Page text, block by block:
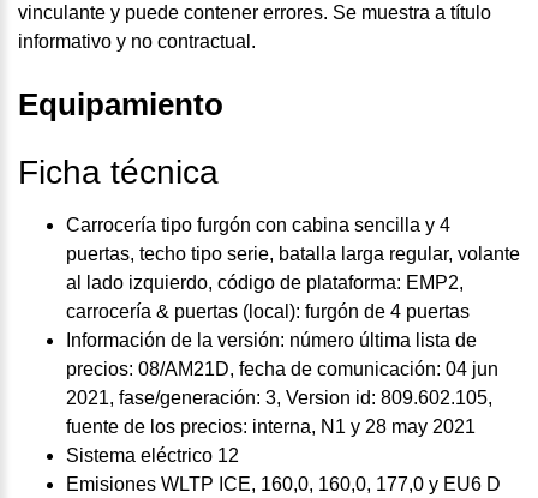
vinculante y puede contener errores. Se muestra a título
informativo y no contractual.
Equipamiento
Ficha técnica
Carrocería tipo furgón con cabina sencilla y 4
puertas, techo tipo serie, batalla larga regular, volante
al lado izquierdo, código de plataforma: EMP2,
carrocería & puertas (local): furgón de 4 puertas
Información de la versión: número última lista de
precios: 08/AM21D, fecha de comunicación: 04 jun
2021, fase/generación: 3, Version id: 809.602.105,
fuente de los precios: interna, N1 y 28 may 2021
Sistema eléctrico 12
Emisiones WLTP ICE, 160,0, 160,0, 177,0 y EU6 D